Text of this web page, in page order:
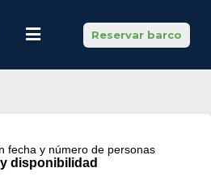
Reservar barco
fecha y número de personas
disponibilidad